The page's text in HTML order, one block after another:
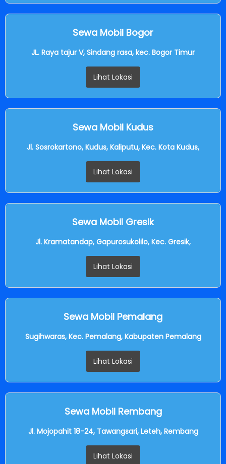
Sewa Mobil Bogor
JL. Raya tajur V, Sindang rasa, kec. Bogor Timur
Lihat Lokasi
Sewa Mobil Kudus
Jl. Sosrokartono, Kudus, Kaliputu, Kec. Kota Kudus,
Lihat Lokasi
Sewa Mobil Gresik
Jl. Kramatandap, Gapurosukolilo, Kec. Gresik,
Lihat Lokasi
Sewa Mobil Pemalang
Sugihwaras, Kec. Pemalang, Kabupaten Pemalang
Lihat Lokasi
Sewa Mobil Rembang
Jl. Mojopahit 18-24, Tawangsari, Leteh, Rembang
Lihat Lokasi